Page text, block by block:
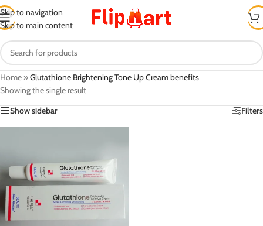
Skip to navigation
Skip to main content
Home »Glutathione Brightening Tone Up Cream benefits
Showing the single result
Show sidebar
Filters